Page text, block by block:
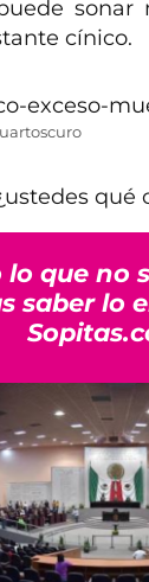
sonar
cínico.
qué
lo que no
saber lo